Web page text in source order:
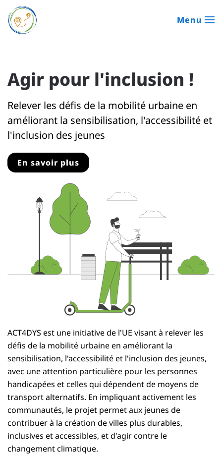
Passer au contenu principal Menu
Agir pour l'inclusion !
Relever les défis de la mobilité urbaine en
améliorant la sensibilisation, l'accessibilité et
l'inclusion des jeunes
En savoir plus
ACT4DYS est une initiative de l'UE visant à relever les
défis de la mobilité urbaine en améliorant la
sensibilisation, l'accessibilité et l'inclusion des jeunes,
avec une attention particulière pour les personnes
handicapées et celles qui dépendent de moyens de
transport alternatifs. En impliquant activement les
communautés, le projet permet aux jeunes de
contribuer à la création de villes plus durables,
inclusives et accessibles, et d'agir contre le
changement climatique.